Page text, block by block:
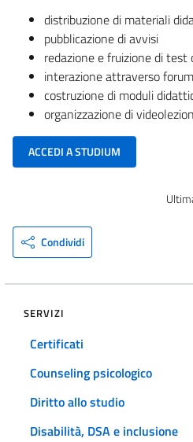
distribuzione di materiali
pubblicazione di avvisi
redazione e fruizione di test
interazione attraverso forum
costruzione di moduli
organizzazione di
ACCEDI A STUDIUM
Condividi
SERVIZI
Certificati
Counseling psicologico
Diritto allo studio
Disabilità, DSA e inclusione